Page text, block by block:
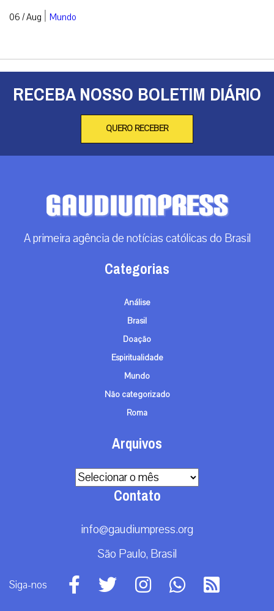
06 / Aug | Mundo
RECEBA NOSSO BOLETIM DIÁRIO
QUERO RECEBER
A primeira agência de notícias católicas do Brasil
Categorias
Análise
Brasil
Doação
Espiritualidade
Mundo
Não categorizado
Roma
Arquivos
Arquivos
Contato
info@gaudiumpress.org
São Paulo, Brasil
Siga-nos